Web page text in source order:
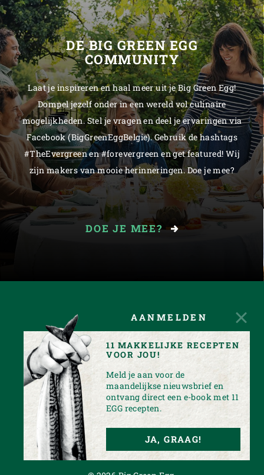
DE BIG GREEN EGG
COMMUNITY
Laat je inspireren en haal meer uit je Big Green Egg!
Dompel jezelf onder in een wereld vol culinaire
mogelijkheden. Stel je vragen en deel je ervaringen via
Facebook (BigGreenEggBelgie). Gebruik de hashtags
#TheEvergreen en #forevergreen en get featured! Wij
zijn makers van mooie herinneringen. Doe je mee?
DOE JE MEE?
PRIVACY STATEMENT
AANMELDEN
11 MAKKELIJKE RECEPTEN
VOOR JOU!
Meld je aan voor de
maandelijkse nieuwsbrief en
ontvang direct een e-book met 11
EGG recepten.
JA, GRAAG!